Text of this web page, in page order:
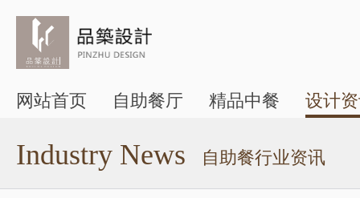
网站首页 自助餐厅 精品中餐 设计
Industry News 自助餐行业资讯